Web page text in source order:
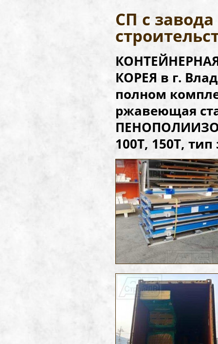
СП с
КОРЕЯ в г.
полном
ржавеющая
100Т, 150Т, тип